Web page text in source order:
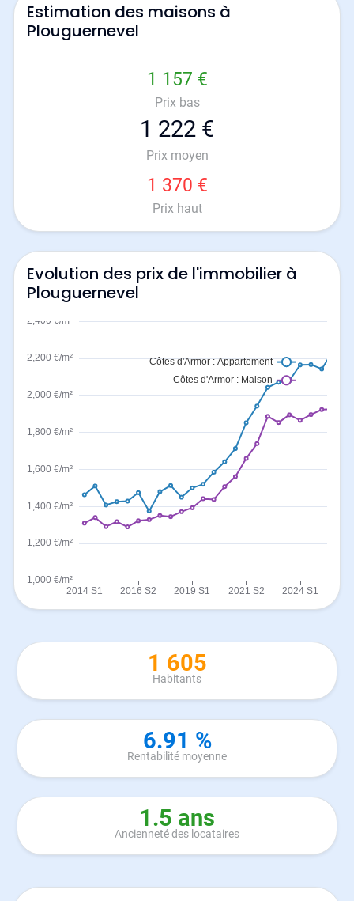
Estimation des maisons à
Plouguernevel
1 157 €
Prix bas
1 222 €
Prix moyen
1 370 €
Prix haut
Evolution des prix de l'immobilier à
Plouguernevel
1 605
Habitants
6.91 %
Rentabilité moyenne
1.5 ans
Ancienneté des locataires